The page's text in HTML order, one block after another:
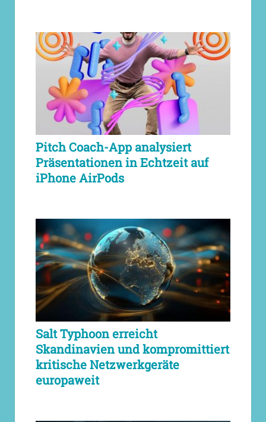
Pitch Coach-App analysiert
Präsentationen in Echtzeit auf
iPhone AirPods
Salt Typhoon erreicht
Skandinavien und kompromittiert
kritische Netzwerkgeräte
europaweit